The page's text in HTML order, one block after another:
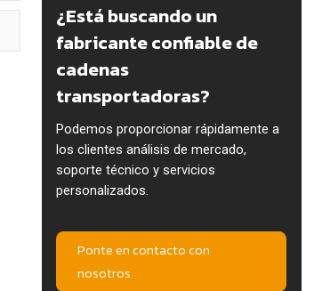
¿Está buscando un
fabricante confiable de
cadenas
transportadoras?
Podemos proporcionar rápidamente a
los clientes análisis de mercado,
soporte técnico y servicios
personalizados.
Ponte en contacto con
nosotros